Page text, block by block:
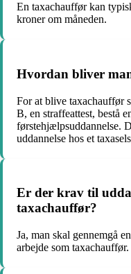
En taxachauffør kan
kroner om måneden.
Hvordan bliver
For at blive taxachauffør
B, en straffeattest, bestå
førstehjælpsuddannelse.
uddannelse hos et
Er der krav til
taxachauffør?
Ja, man skal gennemgå
arbejde som taxachauffør.